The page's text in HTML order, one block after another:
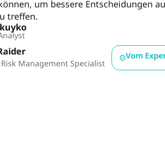
um bessere Entscheidungen
treffen.
Management Specialist
Vom